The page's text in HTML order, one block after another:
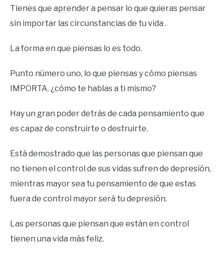
Tienes que aprender a pensar lo que quieras pensar
sin importar las circunstancias de tu vida .
La forma en que piensas lo es todo.
Punto número uno, lo que piensas y cómo piensas
IMPORTA. ¿cómo te hablas a ti mismo?
Hay un gran poder detrás de cada pensamiento que
es capaz de construirte o destruirte.
Está demostrado que las personas que piensan que
no tienen el control de sus vidas sufren de depresión,
mientras mayor sea tu pensamiento de que estas
fuera de control mayor será tu depresión.
Las personas que piensan que están en control
tienen una vida más feliz.